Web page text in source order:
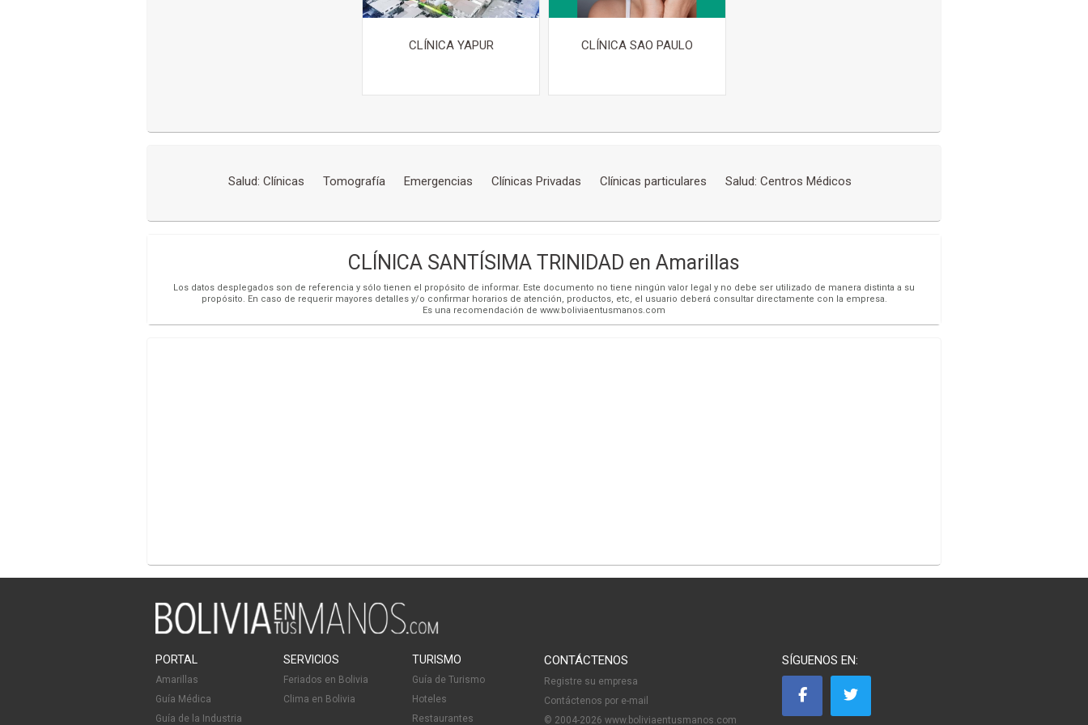
CLÍNICA YAPUR CLÍNICA SAO PAULO
Salud: Clínicas Tomografía Emergencias Clínicas Privadas Clínicas particulares Salud: Centros Médicos
CLÍNICA SANTÍSIMA TRINIDAD en Amarillas
Los datos desplegados son de referencia y sólo tienen el propósito de informar. Este documento no tiene ningún valor legal y no debe ser utilizado de manera distinta a su
propósito. En caso de requerir mayores detalles y/o confirmar horarios de atención, productos, etc, el usuario deberá consultar directamente con la empresa.
Es una recomendación de www.boliviaentusmanos.com
PORTAL
Amarillas
Guía Médica
Guía de la Industria
SERVICIOS
Feriados en Bolivia
Clima en Bolivia
TURISMO
Guía de Turismo
Hoteles
Restaurantes
CONTÁCTENOS
Registre su empresa
Contáctenos por e-mail
© 2004-2026 www.boliviaentusmanos.com
SÍGUENOS EN: